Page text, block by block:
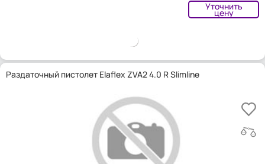
Уточнить
цену
Раздаточный пистолет Elaflex ZVA2 4.0 R Slimline